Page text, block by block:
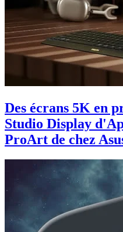
Des écrans 5K en
Studio Display
ProArt de chez